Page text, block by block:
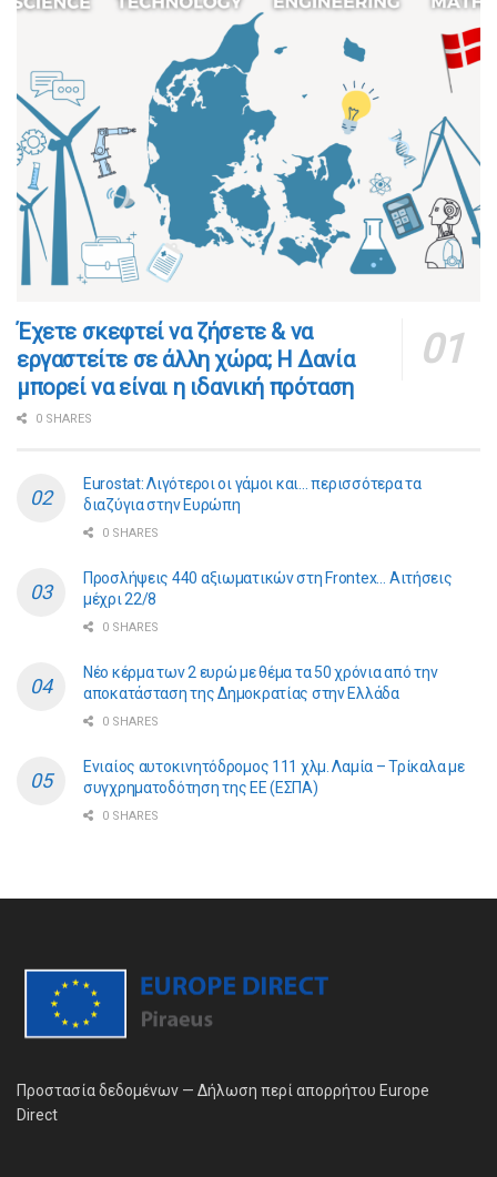
​​Έχετε σκεφτεί να ζήσετε & να
εργαστείτε σε άλλη χώρα; Η Δανία
μπορεί να είναι η ιδανική πρόταση
0 SHARES
Eurostat: Λιγότεροι οι γάμοι και… περισσότερα τα
διαζύγια στην Ευρώπη
0 SHARES
Προσλήψεις 440 αξιωματικών στη Frontex… Αιτήσεις
μέχρι 22/8
0 SHARES
Νέο κέρμα των 2 ευρώ με θέμα τα 50 χρόνια από την
αποκατάσταση της Δημοκρατίας στην Ελλάδα
0 SHARES
Ενιαίος αυτοκινητόδρομος 111 χλμ. Λαμία – Τρίκαλα με
συγχρηματοδότηση της ΕE (ΕΣΠΑ)
0 SHARES
Προστασία δεδομένων — Δήλωση περί απορρήτου Europe
Direct